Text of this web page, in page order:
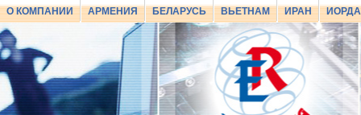
О КОМПАНИИ АРМЕНИЯ БЕЛАРУСЬ ВЬЕТНАМ ИРАН